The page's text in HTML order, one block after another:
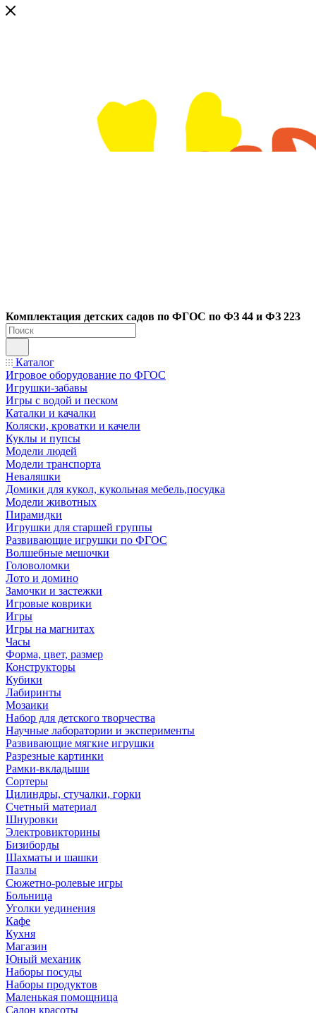
Комплектация детских садов по ФГОC по ФЗ 44 и ФЗ 223
Каталог
Игровое оборудование по ФГОС
Игрушки-забавы
Игры с водой и песком
Каталки и качалки
Коляски, кроватки и качели
Куклы и пупсы
Модели людей
Модели транспорта
Неваляшки
Домики для кукол, кукольная мебель,посудка
Модели животных
Пирамидки
Игрушки для старшей группы
Развивающие игрушки по ФГОС
Волшебные мешочки
Головоломки
Лото и домино
Замочки и застежки
Игровые коврики
Игры
Игры на магнитах
Часы
Форма, цвет, размер
Конструкторы
Кубики
Лабиринты
Мозаики
Набор для детского творчества
Научные лаборатории и эксперименты
Развивающие мягкие игрушки
Разрезные картинки
Рамки-вкладыши
Сортеры
Цилиндры, стучалки, горки
Счетный материал
Шнуровки
Электровикторины
Бизиборды
Шахматы и шашки
Пазлы
Сюжетно-ролевые игры
Больница
Уголки уединения
Кафе
Кухня
Магазин
Юный механик
Наборы посуды
Наборы продуктов
Маленькая помощница
Салон красоты